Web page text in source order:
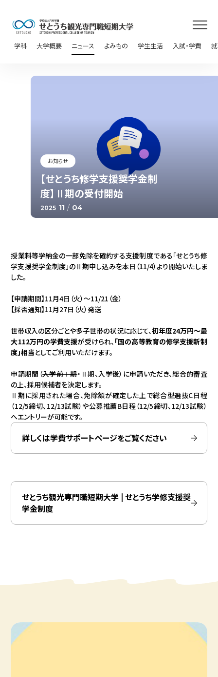
学科 大学概要 ニュース よみもの 学生生活 入試・学費
お知らせ
【せとうち修学支援奨学金制
度】Ⅱ期の受付開始
2025 11 / 04
授業料等学納金の一部免除を確約する支援制度である「せとうち修
学支援奨学金制度」のⅡ期申し込みを本日（11/4）より開始いたしま
した。
【申請期間】11月4日（火）～11/21（金）
【採否通知】11月27日（火）発送
世帯収入の区分ごとや多子世帯の状況に応じて、初年度24万円～最
大112万円の学費支援が受けられ、 「国の高等教育の修学支援新制
度」相当としてご利用いただけます。
申請期間（入学前Ⅰ期・Ⅱ期、入学後）に申請いただき、総合的審査
の上、採用候補者を決定します。
Ⅱ期に採用された場合、免除額が確定した上で総合型選抜C日程
（12/5締切、12/13試験）や公募推薦B日程（12/5締切、12/13試験）
へエントリーが可能です。
詳しくは学費サポートページをご覧ください
せとうち観光専門職短期大学 | せとうち学修支援奨
学金制度